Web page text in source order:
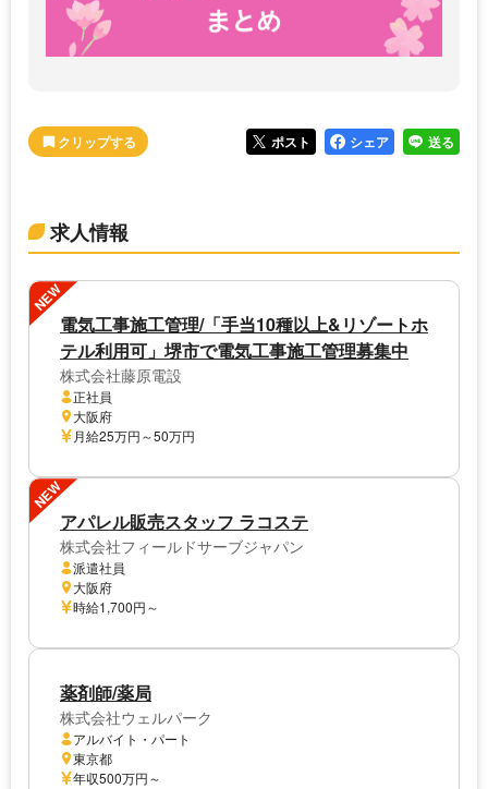
ポスト シェア 送る
求人情報
NEW
電気工事施工管理/「手当10種以上&リゾートホ
テル利用可」堺市で電気工事施工管理募集中
株式会社藤原電設
正社員
大阪府
月給25万円～50万円
NEW
アパレル販売スタッフ ラコステ
株式会社フィールドサーブジャパン
派遣社員
大阪府
時給1,700円～
薬剤師/薬局
株式会社ウェルパーク
アルバイト・パート
東京都
年収500万円～